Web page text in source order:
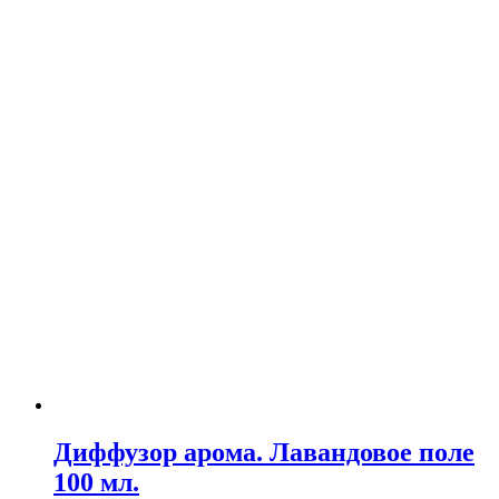
Диффузор арома. Лавандовое поле
100 мл.